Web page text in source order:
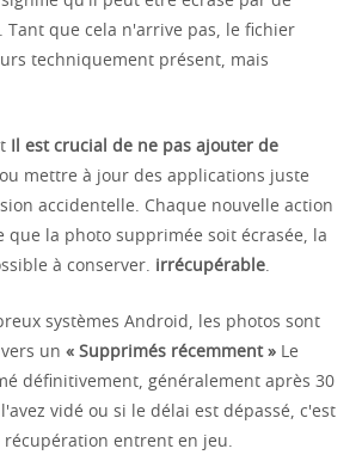
Tant que cela n'arrive pas, le fichier
techniquement présent, mais
Il est crucial de ne pas ajouter de
ou mettre à jour des applications juste
accidentelle. Chaque nouvelle action
que la photo supprimée soit écrasée, la
à conserver. irrécupérable
systèmes Android, les photos sont
un « Supprimés récemment » Le
définitivement, généralement après 30
vidé ou si le délai est dépassé, c'est
récupération entrent en jeu.